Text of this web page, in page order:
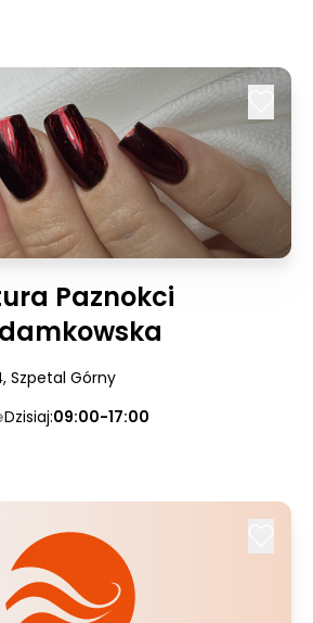
Paznokci
, Szpetal Górny
Dzisiaj:09:00-17:00